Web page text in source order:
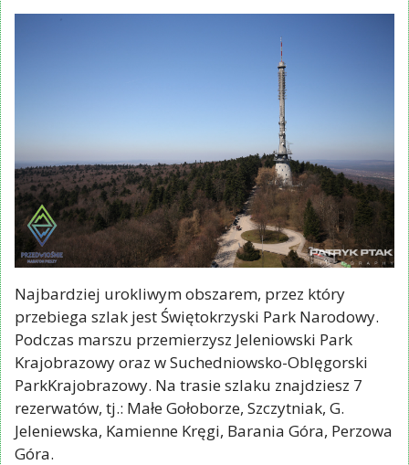
Najbardziej urokliwym obszarem, przez który
przebiega szlak jest Świętokrzyski Park Narodowy.
Podczas marszu przemierzysz Jeleniowski Park
Krajobrazowy oraz w Suchedniowsko-Oblęgorski
ParkKrajobrazowy. Na trasie szlaku znajdziesz 7
rezerwatów, tj.: Małe Gołoborze, Szczytniak, G.
Jeleniewska, Kamienne Kręgi, Barania Góra, Perzowa
Góra.